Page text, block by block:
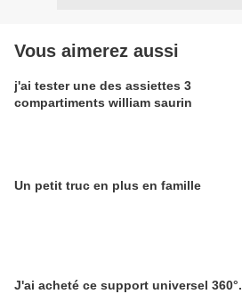
Vous aimerez aussi
j'ai tester une des assiettes 3
compartiments william saurin
Un petit truc en plus en famille
J'ai acheté ce support universel 360°.